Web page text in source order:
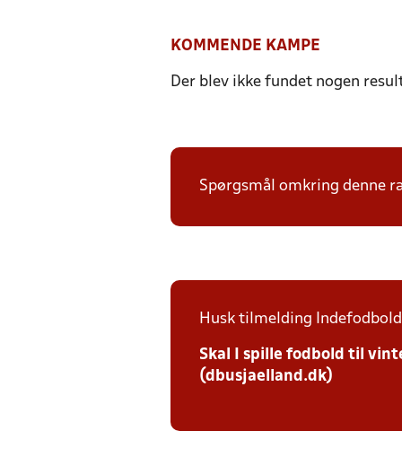
KOMMENDE KAMPE
Der blev ikke fundet nogen
Spørgsmål omkring denne
Husk tilmelding
Skal I spille fodbold til
(dbusjaelland.dk)